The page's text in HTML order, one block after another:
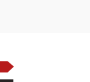
аккаунтами на